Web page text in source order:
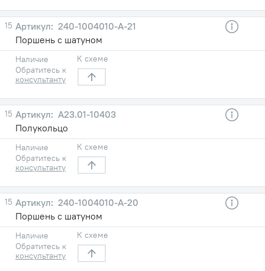
15
240-1004010-A-21
Поршень с шатуном
Наличие
Обратитесь к
консультанту
К схеме
15
A23.01-10403
Полукольцо
Наличие
Обратитесь к
консультанту
К схеме
15
240-1004010-A-20
Поршень с шатуном
Наличие
Обратитесь к
консультанту
К схеме